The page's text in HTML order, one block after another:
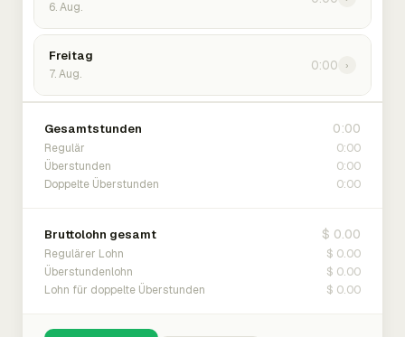
6. Aug.
Freitag
7. Aug.
0:00 ›
Gesamtstunden 0:00
Regulär 0:00
Überstunden 0:00
Doppelte Überstunden 0:00
Bruttolohn gesamt $ 0.00
Regulärer Lohn $ 0.00
Überstundenlohn $ 0.00
Lohn für doppelte Überstunden $ 0.00